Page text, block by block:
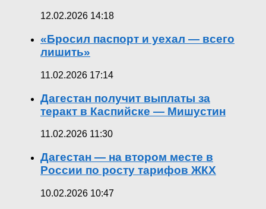
12.02.2026 14:18
«Бросил паспорт и уехал — всего
лишить»
11.02.2026 17:14
Дагестан получит выплаты за
теракт в Каспийске — Мишустин
11.02.2026 11:30
Дагестан — на втором месте в
России по росту тарифов ЖКХ
10.02.2026 10:47